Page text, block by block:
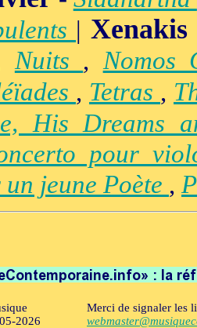
| Xenakis
Nuits ,Nomos
, Tetras ,
His Dreams
pour
jeune Poète ,
2026
Merci de signaler les